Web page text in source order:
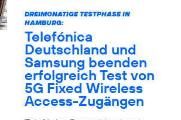
DREIMONATIGE TESTPHASE IN
HAMBURG:
Telefónica
Deutschland und
Samsung beenden
erfolgreich Test von
5G Fixed Wireless
Access-Zugängen